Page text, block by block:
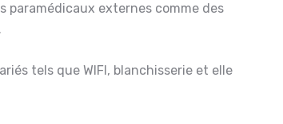
paramédicaux externes comme des
tels que WIFI, blanchisserie et elle